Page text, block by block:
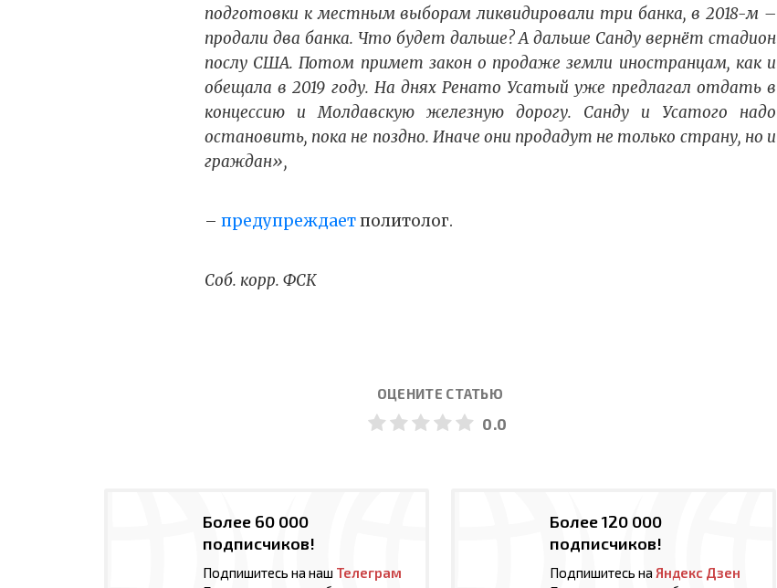
подготовки к местным выборам ликвидировали три банка, в 2018-м –
продали два банка. Что будет дальше? А дальше Санду вернёт стадион
послу США. Потом примет закон о продаже земли иностранцам, как и
обещала в 2019 году. На днях Ренато Усатый уже предлагал отдать в
концессию и Молдавскую железную дорогу. Санду и Усатого надо
остановить, пока не поздно. Иначе они продадут не только страну, но и
граждан»,
– предупреждаетполитолог.
Соб. корр. ФСК
ОЦЕНИТЕ СТАТЬЮ
0.0
Более 60 000
подписчиков!
Подпишитесь на наш Телеграм
Более 120 000
подписчиков!
Подпишитесь на Яндекс Дзен